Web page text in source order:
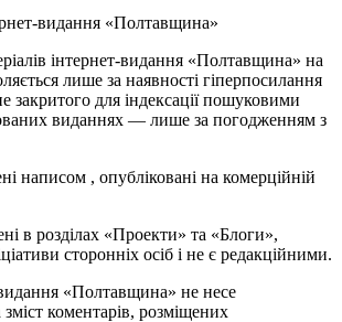
видання «Полтавщина»
інтернет-видання «Полтавщина» на
лише за наявності гіперпосилання
закритого для індексації пошуковими
виданнях — лише за погодженням з
написом , опубліковані на комерційній
в розділах «Проекти» та «Блоги»,
сторонніх осіб і не є редакційними.
«Полтавщина» не несе
зміст коментарів, розміщених